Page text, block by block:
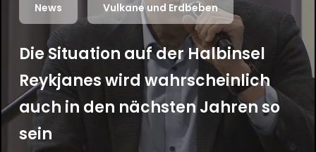
News Vulkane und Erdbeben
Die Situation auf der Halbinsel
Reykjanes wird wahrscheinlich
auch in den nächsten Jahren so
sein